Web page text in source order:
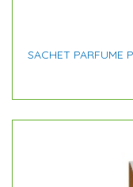
SACHET PARFUME